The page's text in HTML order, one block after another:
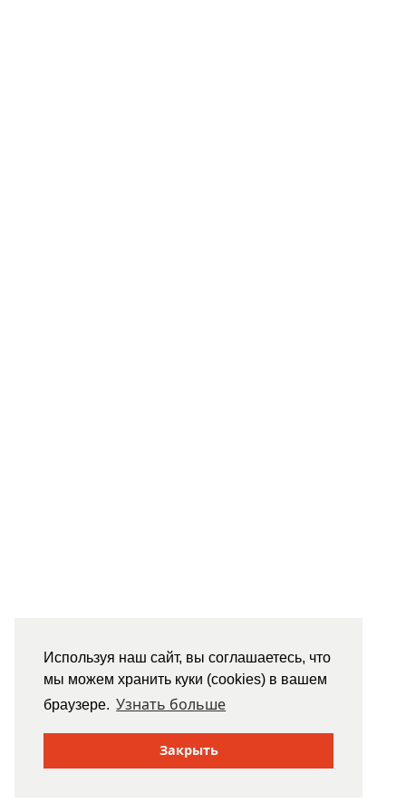
Используя наш сайт, вы соглашаетесь, что
мы можем хранить куки (cookies) в вашем
браузере. Узнать больше
Закрыть